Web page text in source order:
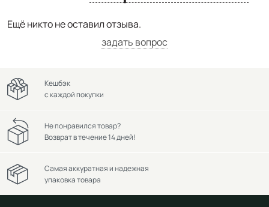
Ещё никто не оставил отзыва.
задать вопрос
Кешбэк
с каждой покупки
Не понравился товар?
Возврат в течение 14 дней!
Самая аккуратная и надежная
упаковка товара